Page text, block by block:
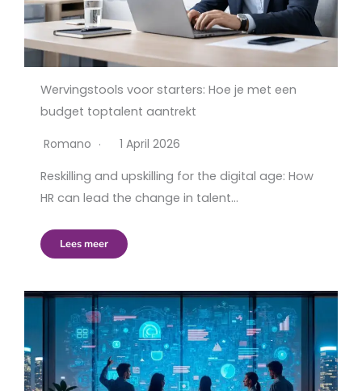
Wervingstools voor starters: Hoe je met een
budget toptalent aantrekt
Romano
1 April 2026
Reskilling and upskilling for the digital age: How
HR can lead the change in talent…
Lees meer